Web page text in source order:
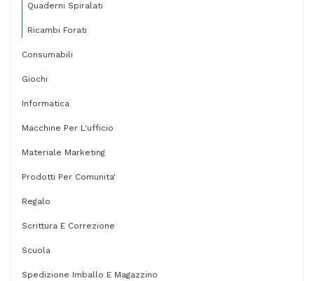
Quaderni Spiralati
Ricambi Forati
Consumabili
Giochi
Informatica
Macchine Per L'ufficio
Materiale Marketing
Prodotti Per Comunita'
Regalo
Scrittura E Correzione
Scuola
Spedizione Imballo E Magazzino